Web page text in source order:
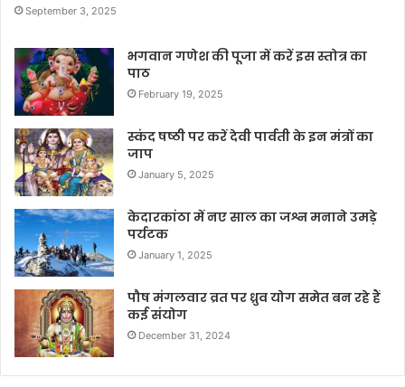
September 3, 2025
भगवान गणेश की पूजा में करें इस स्तोत्र का
पाठ
February 19, 2025
स्कंद षष्ठी पर करें देवी पार्वती के इन मंत्रों का
जाप
January 5, 2025
केदारकांठा में नए साल का जश्न मनाने उमड़े
पर्यटक
January 1, 2025
पौष मंगलवार व्रत पर ध्रुव योग समेत बन रहे हैं
कई संयोग
December 31, 2024